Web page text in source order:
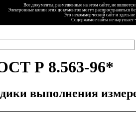
Все документы, размещенные на этом сайте, не
Электронные копии этих документов могут распространяться
Это некоммерческий сайт и здесь
Содержимое сайта не нарушает
Р 8.563-96*
выполнения